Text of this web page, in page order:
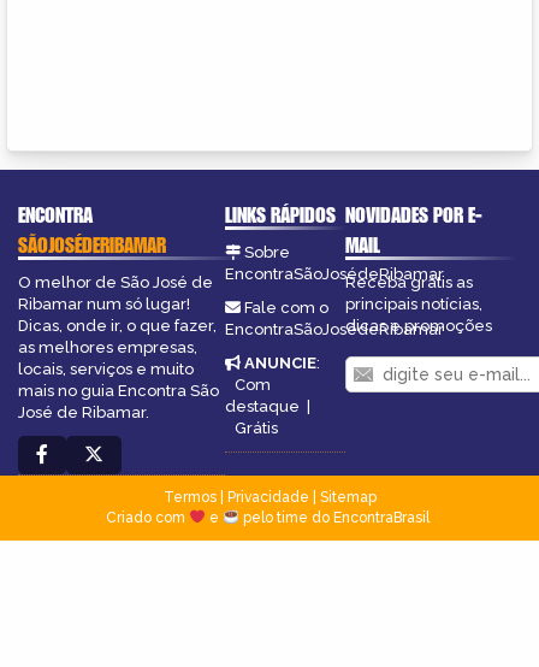
ENCONTRA
SÃOJOSÉDERIBAMAR
O melhor de São José de
Ribamar num só lugar!
Dicas, onde ir, o que fazer,
as melhores empresas,
locais, serviços e muito
mais no guia Encontra São
José de Ribamar.
LINKS RÁPIDOS
Sobre
EncontraSãoJosédeRibamar
Fale com o
EncontraSãoJosédeRibamar
ANUNCIE:
Com
destaque |
Grátis
NOVIDADES POR E-
MAIL
Receba grátis as
principais notícias,
dicas e promoções
Termos| Privacidade
Sitemap
Criado com
e pelo time do EncontraBrasil